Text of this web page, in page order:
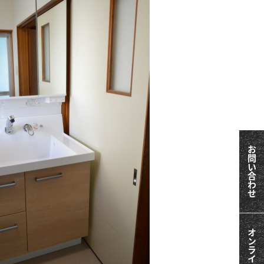
お問い合わせ